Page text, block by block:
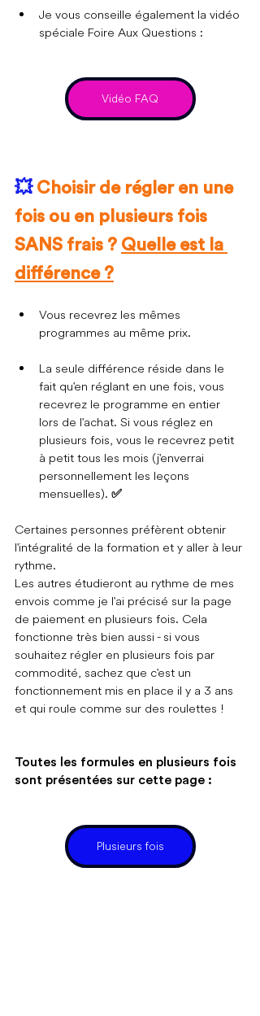
Je vous conseille également la vidéo
spéciale Foire Aux Questions :
Vidéo FAQ
💥 Choisir de régler en une
fois ou en plusieurs fois
SANS frais ? Quelle est la
différence ?
Vous recevrez les mêmes
programmes au même prix.
La seule différence réside dans le
fait qu'en réglant en une fois, vous
recevrez le programme en entier
lors de l'achat. Si vous réglez en
plusieurs fois, vous le recevrez petit
à petit tous les mois (j'enverrai
personnellement les leçons
mensuelles). ✅
Certaines personnes préfèrent obtenir
l'intégralité de la formation et y aller à leur
rythme.
Les autres étudieront au rythme de mes
envois comme je l'ai précisé sur la page
de paiement en plusieurs fois. Cela
fonctionne très bien aussi - si vous
souhaitez régler en plusieurs fois par
commodité, sachez que c'est un
fonctionnement mis en place il y a 3 ans
et qui roule comme sur des roulettes !
Toutes les formules en plusieurs fois
sont présentées sur cette page :
Plusieurs fois